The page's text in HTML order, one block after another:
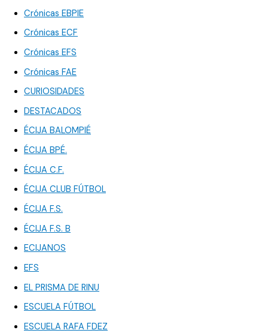
Crónicas EBPIE
Crónicas ECF
Crónicas EFS
Crónicas FAE
CURIOSIDADES
DESTACADOS
ÉCIJA BALOMPIÉ
ÉCIJA BPÉ.
ÉCIJA C.F.
ÉCIJA CLUB FÚTBOL
ÉCIJA F.S.
ÉCIJA F.S. B
ECIJANOS
EFS
EL PRISMA DE RINU
ESCUELA FÚTBOL
ESCUELA RAFA FDEZ